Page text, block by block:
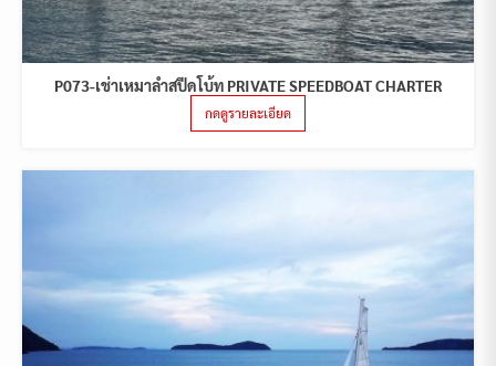
P073-เช่าเหมาลำสปีดโบ้ท PRIVATE SPEEDBOAT CHARTER
กดดูรายละเอียด